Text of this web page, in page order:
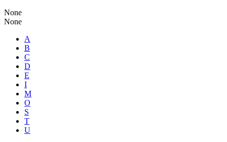
None
None
A
B
C
D
E
I
M
O
S
T
U